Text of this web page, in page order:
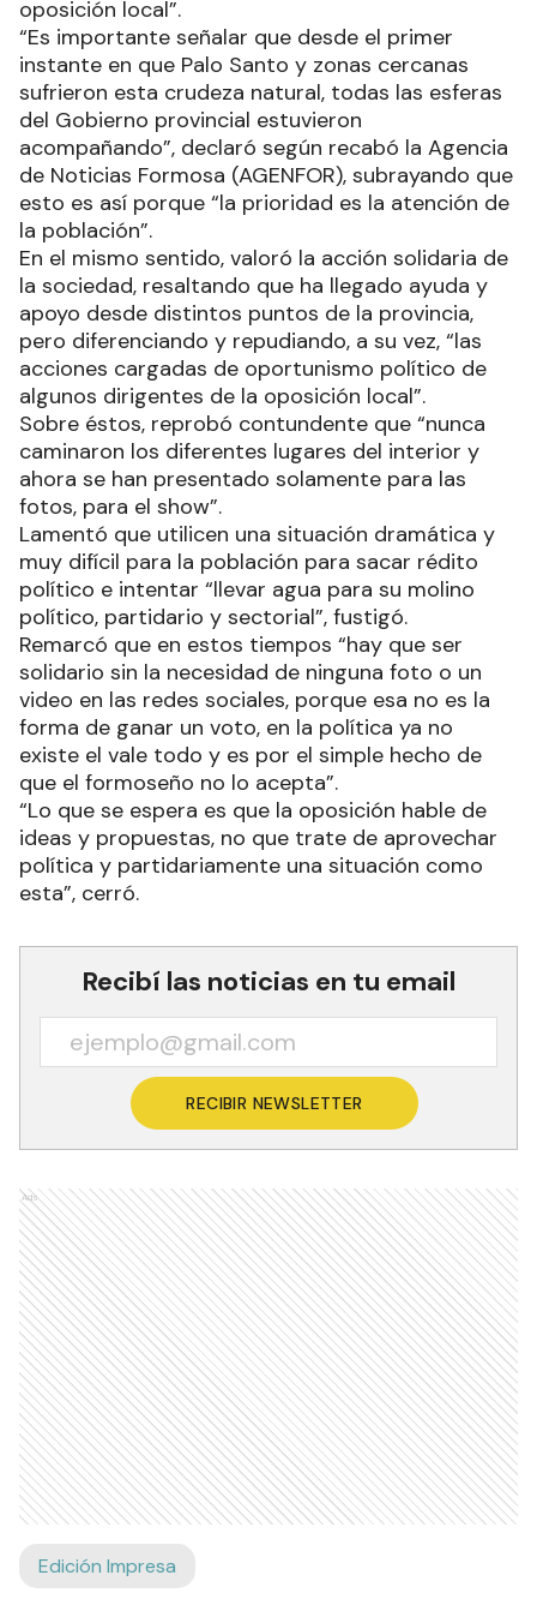
oposición local”.
“Es importante señalar que desde el primer
instante en que Palo Santo y zonas cercanas
sufrieron esta crudeza natural, todas las esferas
del Gobierno provincial estuvieron
acompañando”, declaró según recabó la Agencia
de Noticias Formosa (AGENFOR), subrayando que
esto es así porque “la prioridad es la atención de
la población”.
En el mismo sentido, valoró la acción solidaria de
la sociedad, resaltando que ha llegado ayuda y
apoyo desde distintos puntos de la provincia,
pero diferenciando y repudiando, a su vez, “las
acciones cargadas de oportunismo político de
algunos dirigentes de la oposición local”.
Sobre éstos, reprobó contundente que “nunca
caminaron los diferentes lugares del interior y
ahora se han presentado solamente para las
fotos, para el show”.
Lamentó que utilicen una situación dramática y
muy difícil para la población para sacar rédito
político e intentar “llevar agua para su molino
político, partidario y sectorial”, fustigó.
Remarcó que en estos tiempos “hay que ser
solidario sin la necesidad de ninguna foto o un
video en las redes sociales, porque esa no es la
forma de ganar un voto, en la política ya no
existe el vale todo y es por el simple hecho de
que el formoseño no lo acepta”.
“Lo que se espera es que la oposición hable de
ideas y propuestas, no que trate de aprovechar
política y partidariamente una situación como
esta”, cerró.
Recibí las noticias en tu email
RECIBIR NEWSLETTER
Ads
Edición Impresa